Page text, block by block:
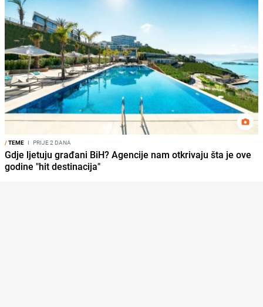
/TEME I PRIJE 2 DANA
Gdje ljetuju građani BiH? Agencije nam otkrivaju šta je ove
godine "hit destinacija"